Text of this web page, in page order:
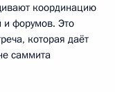
координацию
и форумов. Это
которая даёт
саммита